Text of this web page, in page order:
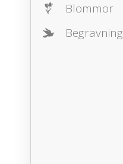
Blommor
Begravning